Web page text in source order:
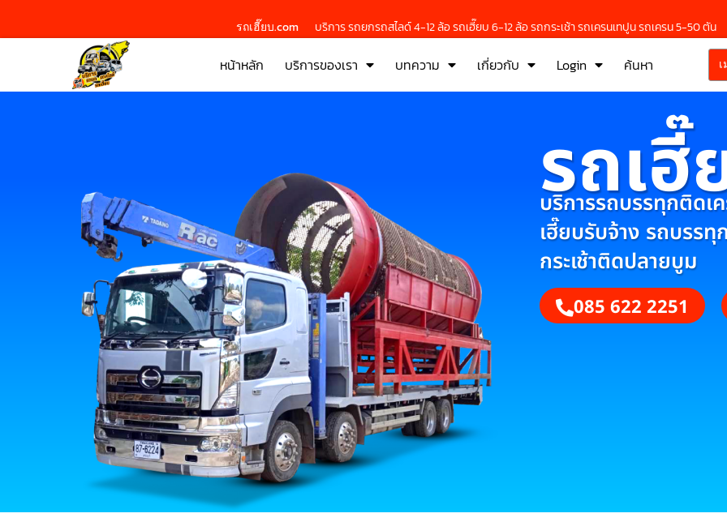
รถเฮี๊ยบ.com บริการ รถยกรถสไลด์ 4-12 ล้อ รถเฮี๊ยบ 6-12 ล้อ รถกระเช้า รถเครนเทปูน รถเครน 5-50 ตัน
หน้าหลัก บริการของเรา บทความ เกี่ยวกับ Login ค้นหา
รถเฮี๊
บริการรถบรรทุกติดเ
เฮี๊ยบรับจ้าง รถบรรทุ
กระเช้าติดปลายบูม
085 622 2251